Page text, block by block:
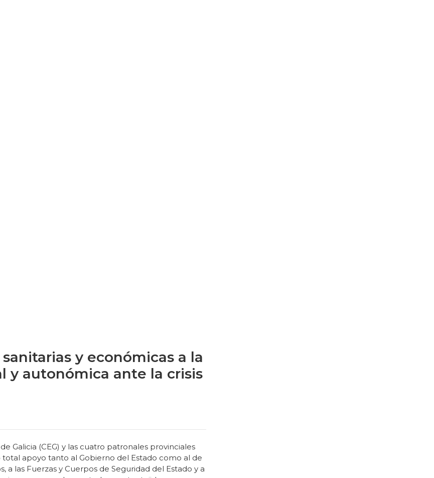
y económicas a la
y autonómica ante la crisis
Galicia (CEG) y las cuatro patronales provinciales
apoyo tanto al Gobierno del Estado como al de
a las Fuerzas y Cuerpos de Seguridad del Estado y a